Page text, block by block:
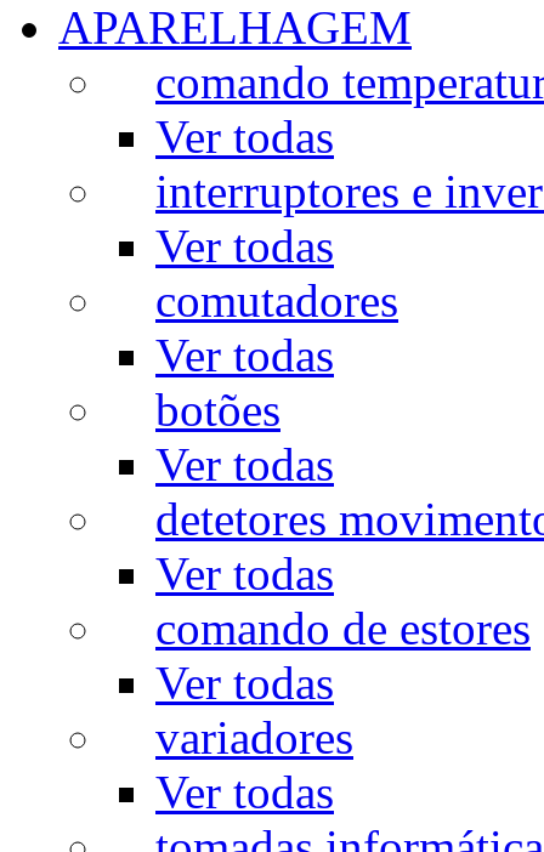
APARELHAGEM
comando
Ver todas
interruptores e
Ver todas
comutadores
Ver todas
botões
Ver todas
detetores
Ver todas
comando de estores
Ver todas
variadores
Ver todas